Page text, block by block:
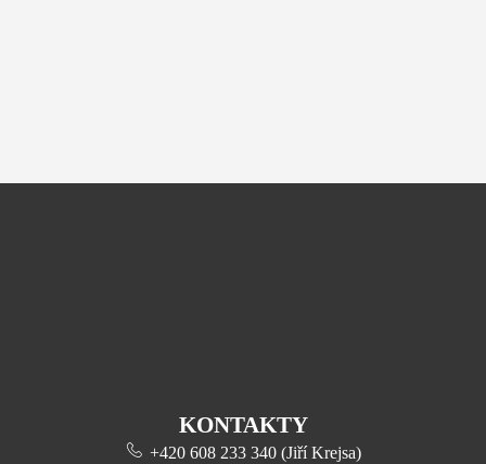
KONTAKTY
+420 608 233 340 (Jiří Krejsa)